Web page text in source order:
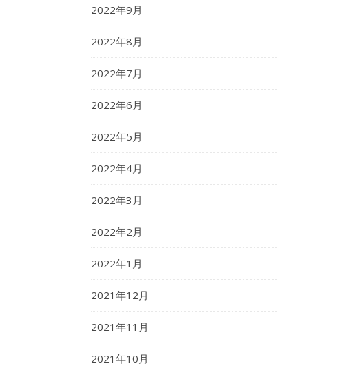
2022年9月
2022年8月
2022年7月
2022年6月
2022年5月
2022年4月
2022年3月
2022年2月
2022年1月
2021年12月
2021年11月
2021年10月